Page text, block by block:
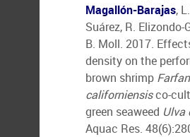
Magallón-Barajas,
Suárez, R. Elizondo-
B. Moll. 2017.
density on the
brown shrimp
californiensisco-
green seaweed Ulva
Aquac Res.